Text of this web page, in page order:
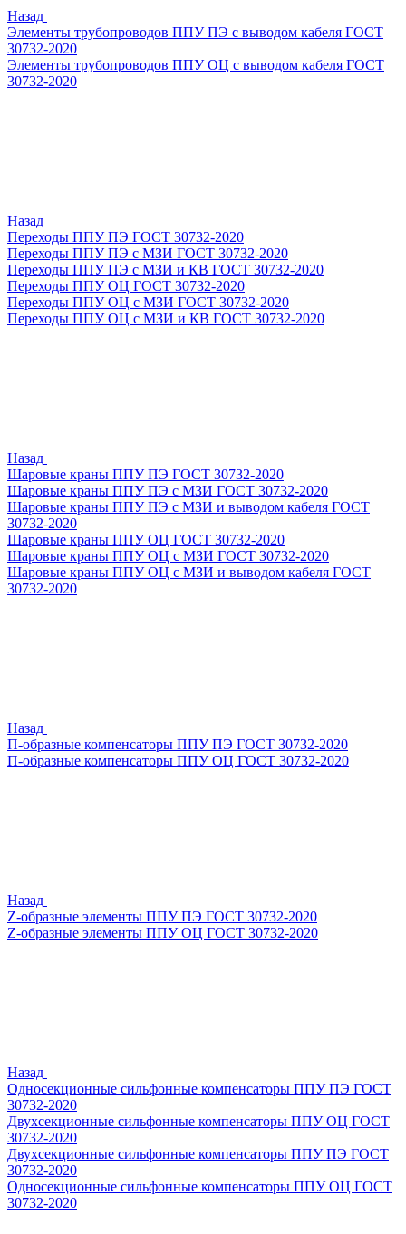
Назад
Элементы трубопроводов ППУ ПЭ с выводом кабеля ГОСТ
30732-2020
Элементы трубопроводов ППУ ОЦ с выводом кабеля ГОСТ
30732-2020
Назад
Переходы ППУ ПЭ ГОСТ 30732-2020
Переходы ППУ ПЭ с МЗИ ГОСТ 30732-2020
Переходы ППУ ПЭ с МЗИ и КВ ГОСТ 30732-2020
Переходы ППУ ОЦ ГОСТ 30732-2020
Переходы ППУ ОЦ с МЗИ ГОСТ 30732-2020
Переходы ППУ ОЦ с МЗИ и КВ ГОСТ 30732-2020
Назад
Шаровые краны ППУ ПЭ ГОСТ 30732-2020
Шаровые краны ППУ ПЭ с МЗИ ГОСТ 30732-2020
Шаровые краны ППУ ПЭ с МЗИ и выводом кабеля ГОСТ
30732-2020
Шаровые краны ППУ ОЦ ГОСТ 30732-2020
Шаровые краны ППУ ОЦ с МЗИ ГОСТ 30732-2020
Шаровые краны ППУ ОЦ с МЗИ и выводом кабеля ГОСТ
30732-2020
Назад
П-образные компенсаторы ППУ ПЭ ГОСТ 30732-2020
П-образные компенсаторы ППУ ОЦ ГОСТ 30732-2020
Назад
Z-образные элементы ППУ ПЭ ГОСТ 30732-2020
Z-образные элементы ППУ ОЦ ГОСТ 30732-2020
Назад
Односекционные сильфонные компенсаторы ППУ ПЭ ГОСТ
30732-2020
Двухсекционные сильфонные компенсаторы ППУ ОЦ ГОСТ
30732-2020
Двухсекционные сильфонные компенсаторы ППУ ПЭ ГОСТ
30732-2020
Односекционные сильфонные компенсаторы ППУ ОЦ ГОСТ
30732-2020